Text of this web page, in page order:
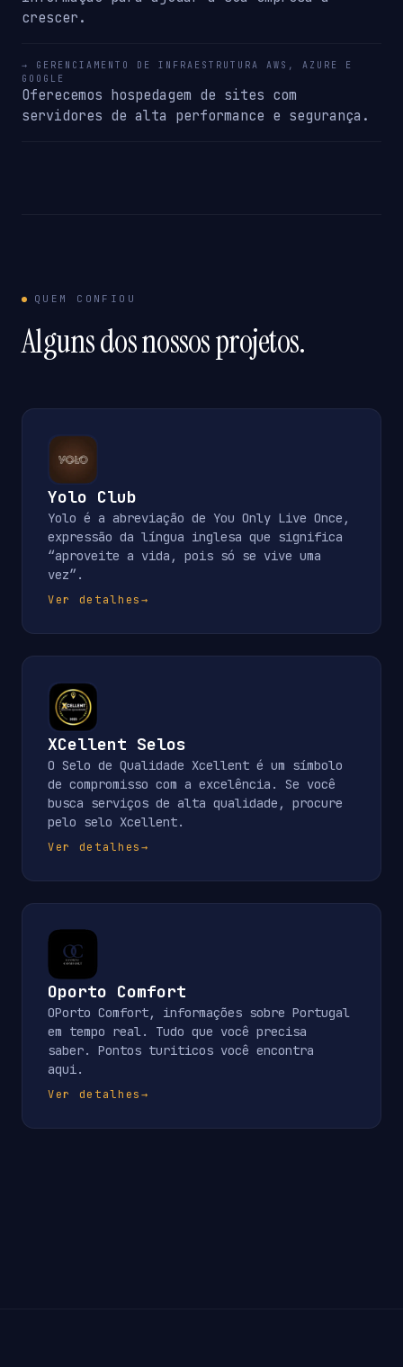
crescer.
→ GERENCIAMENTO DE INFRAESTRUTURA AWS, AZURE E
GOOGLE
Oferecemos hospedagem de sites com
servidores de alta performance e segurança.
QUEM CONFIOU
Alguns dos nossos projetos.
Yolo Club
Yolo é a abreviação de You Only Live Once,
expressão da língua inglesa que significa
“aproveite a vida, pois só se vive uma
vez”.
Ver detalhes→
XCellent Selos
O Selo de Qualidade Xcellent é um símbolo
de compromisso com a excelência. Se você
busca serviços de alta qualidade, procure
pelo selo Xcellent.
Ver detalhes→
Oporto Comfort
OPorto Comfort, informações sobre Portugal
em tempo real. Tudo que você precisa
saber. Pontos turiticos você encontra
aqui.
Ver detalhes→